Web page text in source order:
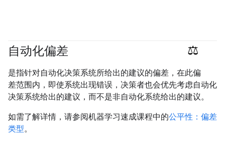
自动化偏差
是指针对自动化决策系统所给出的建议的偏差，在此偏
差范围内，即使系统出现错误，决策者也会优先考虑自动化
决策系统给出的建议，而不是非自动化系统给出的建议。
如需了解详情，请参阅机器学习速成课程中的公平性：偏差
类型。